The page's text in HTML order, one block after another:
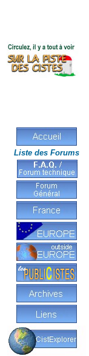
Liste des Forums